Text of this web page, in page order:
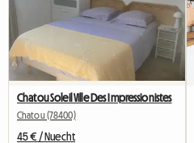
Chatou Soleil Ville Des Impressionistes
Chatou (78400)
45 € / Nuecht